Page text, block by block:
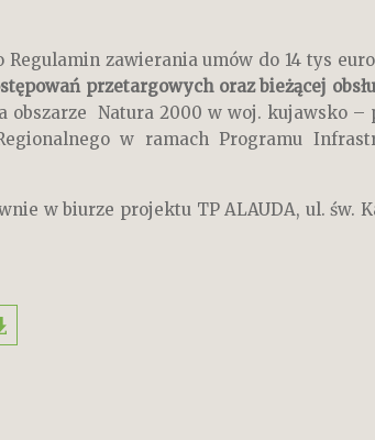
Regulamin zawierania umów do 14 tys
przetargowych oraz bieżącej
Natura 2000 w woj. kujawsko –
w ramach Programu
w biurze projektu TP ALAUDA, ul. św.